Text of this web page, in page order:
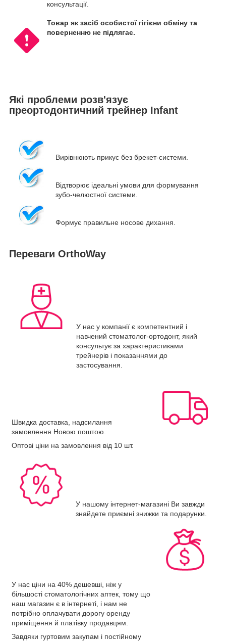
консультації.
Товар як засіб особистої гігієни обміну та
поверненню не підлягає.
Які проблеми розв'язує
преортодонтичний трейнер Infant
Вирівнюють прикус без брекет-системи.
Відтворює ідеальні умови для формування
зубо-челюстної системи.
Формує правильне носове дихання.
Переваги OrthoWay
У нас у компанії є компетентний і
навчений стоматолог-ортодонт, який
консультує за характеристиками
трейнерів і показаннями до
застосування.
Швидка доставка, надсилання
замовлення Новою поштою.
Оптові ціни на замовлення від 10 шт.
У нашому інтернет-магазині Ви завжди
знайдете приємні знижки та подарунки.
У нас ціни на 40% дешевші, ніж у
більшості стоматологічних аптек, тому що
наш магазин є в інтернеті, і нам не
потрібно оплачувати дорогу оренду
приміщення й платівку продавцям.
Завдяки гуртовим закупам і постійному